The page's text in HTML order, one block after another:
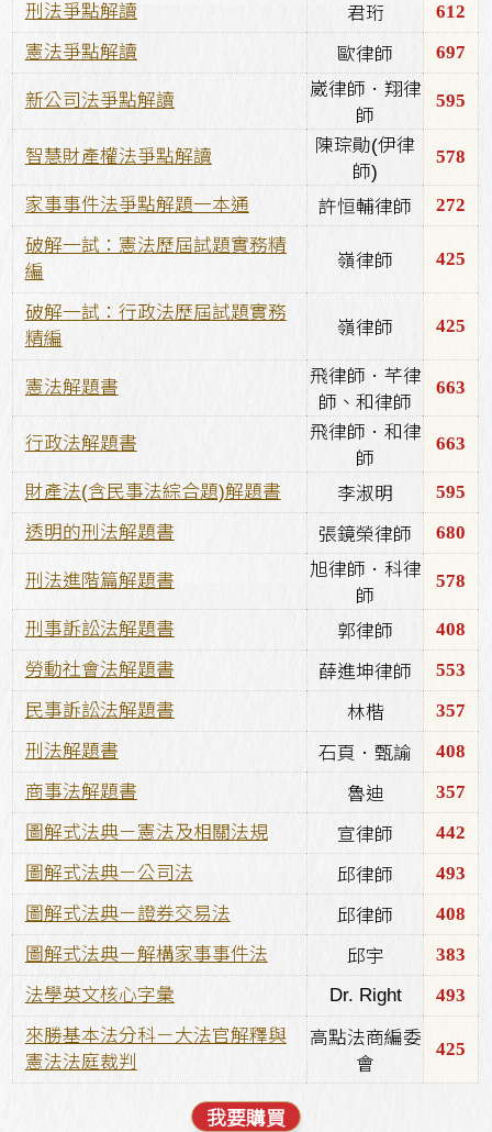
刑法爭點解讀
君珩
612
憲法爭點解讀
歐律師 697
新公司法爭點解讀
崴律師．翔律
師
595
智慧財產權法爭點解讀
陳琮勛(伊律
師)
578
家事事件法爭點解題一本通 許恒輔律師
272
破解一試：憲法歷屆試題實務精
編
嶺律師 425
破解一試：行政法歷屆試題實務
精編
嶺律師 425
憲法解題書
飛律師．芊律
師、和律師
663
行政法解題書
飛律師．和律
師
663
財產法(含民事法綜合題)解題書 李淑明
595
透明的刑法解題書
張鏡榮律師 680
刑法進階篇解題書
旭律師．科律
師
578
刑事訴訟法解題書 郭律師
408
勞動社會法解題書
薛進坤律師
553
民事訴訟法解題書
林楷
357
刑法解題書
石頁．甄諭
408
商事法解題書
魯迪
357
圖解式法典－憲法及相關法規
宣律師
442
圖解式法典－公司法
邱律師
493
圖解式法典－證券交易法
邱律師
408
圖解式法典－解構家事事件法
邱宇
383
法學英文核心字彙
Dr. Right
493
來勝基本法分科－大法官解釋與
憲法法庭裁判
高點法商編委
會
425
我要購買